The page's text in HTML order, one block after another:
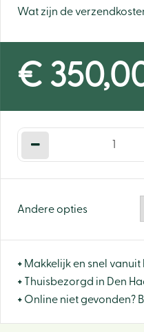
Wat zijn de
€ 350,
Andere opties
+ Makkelijk en snel vanuit
+ Thuisbezorgd in Den
+ Online niet gevonden?